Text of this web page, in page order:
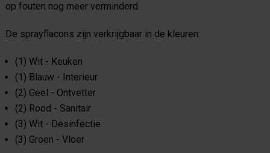
op fouten nog meer verminderd.
De sprayflacons zijn verkrijgbaar in de kleuren:
(1) Wit - Keuken
(1) Blauw - Interieur
(2) Geel - Ontvetter
(2) Rood - Sanitair
(3) Wit - Desinfectie
(3) Groen - Vloer